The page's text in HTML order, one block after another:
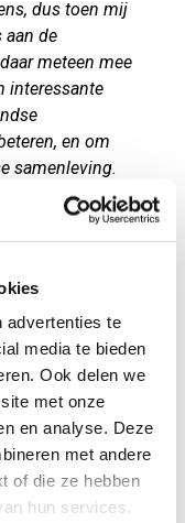
advertenties te
media te bieden
Ook delen we
met onze
en analyse. Deze
met andere
of die ze hebben
hun services.
dus toen mij
aan de
meteen mee
interessante
en om
samenleving.
en
ervaring!'
agenda/